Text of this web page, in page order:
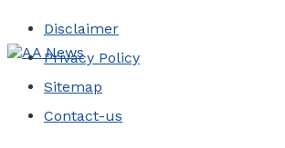
Disclaimer
Privacy Policy
Sitemap
Contact-us